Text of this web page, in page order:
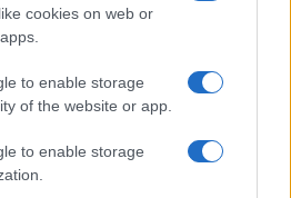
cookies on web or
to enable storage
of the website or app.
to enable storage